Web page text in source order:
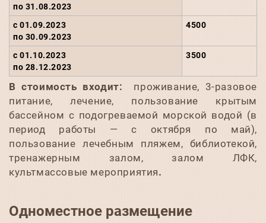
по 31.08.2023
с 01.09.2023
по 30.09.2023
4500
с 01.10.2023
по 28.12.2023
3500
В стоимость входит:
проживание, 3-разовое
питание, лечение, пользование крытым
бассейном с подогреваемой морской водой (в
период работы — с октября по май),
пользование лечебным пляжем, библиотекой,
тренажерным залом, залом ЛФК,
культмассовые мероприятия.
Одноместное размещение